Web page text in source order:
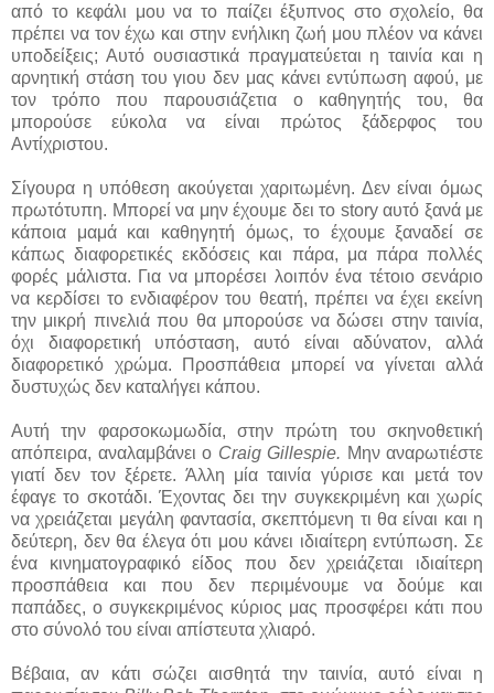
από το κεφάλι μου να το παίζει έξυπνος στο σχολείο, θα
πρέπει να τον έχω και στην ενήλικη ζωή μου πλέον να κάνει
υποδείξεις; Αυτό ουσιαστικά πραγματεύεται η ταινία και η
αρνητική στάση του γιου δεν μας κάνει εντύπωση αφού, με
τον τρόπο που παρουσιάζετια ο καθηγητής του, θα
μπορούσε εύκολα να είναι πρώτος ξάδερφος του
Αντίχριστου.
Σίγουρα η υπόθεση ακούγεται χαριτωμένη. Δεν είναι όμως
πρωτότυπη. Μπορεί να μην έχουμε δει το story αυτό ξανά με
κάποια μαμά και καθηγητή όμως, το έχουμε ξαναδεί σε
κάπως διαφορετικές εκδόσεις και πάρα, μα πάρα πολλές
φορές μάλιστα. Για να μπορέσει λοιπόν ένα τέτοιο σενάριο
να κερδίσει το ενδιαφέρον του θεατή, πρέπει να έχει εκείνη
την μικρή πινελιά που θα μπορούσε να δώσει στην ταινία,
όχι διαφορετική υπόσταση, αυτό είναι αδύνατον, αλλά
διαφορετικό χρώμα. Προσπάθεια μπορεί να γίνεται αλλά
δυστυχώς δεν καταλήγει κάπου.
Αυτή την φαρσοκωμωδία, στην πρώτη του σκηνοθετική
απόπειρα, αναλαμβάνει ο Craig Gillespie. Μην αναρωτιέστε
γιατί δεν τον ξέρετε. Άλλη μία ταινία γύρισε και μετά τον
έφαγε το σκοτάδι. Έχοντας δει την συγκεκριμένη και χωρίς
να χρειάζεται μεγάλη φαντασία, σκεπτόμενη τι θα είναι και η
δεύτερη, δεν θα έλεγα ότι μου κάνει ιδιαίτερη εντύπωση. Σε
ένα κινηματογραφικό είδος που δεν χρειάζεται ιδιαίτερη
προσπάθεια και που δεν περιμένουμε να δούμε και
παπάδες, ο συγκεκριμένος κύριος μας προσφέρει κάτι που
στο σύνολό του είναι απίστευτα χλιαρό.
Βέβαια, αν κάτι σώζει αισθητά την ταινία, αυτό είναι η